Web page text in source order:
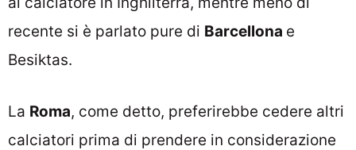
recente si è parlato pure di Barcellona e
Besiktas.
La Roma, come detto, preferirebbe cedere altri
calciatori prima di prendere in considerazione